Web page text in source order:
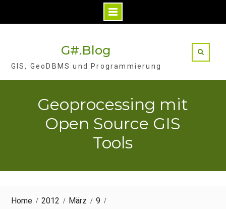
G#.Blog
GIS, GeoDBMS und Programmierung
Geoprocessing mit
Open Source GIS
Tools
Home 2012 März
9